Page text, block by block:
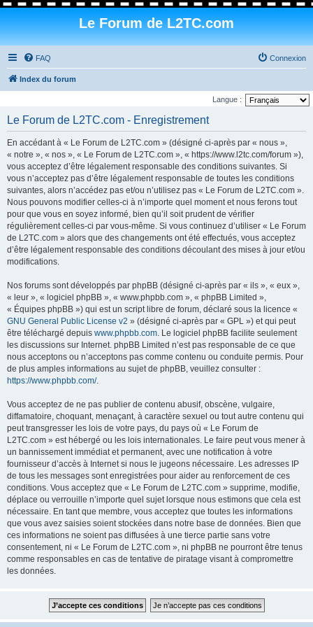
Le Forum de L2TC.com
FAQ Connexion
Index du forum
Langue :
Le Forum de L2TC.com - Enregistrement
En accédant à « Le Forum de L2TC.com » (désigné ci-après par « nous »,
« notre », « nos », « Le Forum de L2TC.com », « https://www.l2tc.com/forum »),
vous acceptez d’être légalement responsable des conditions suivantes. Si
vous n’acceptez pas d’être légalement responsable de toutes les conditions
suivantes, alors n’accédez pas et/ou n’utilisez pas « Le Forum de L2TC.com ».
Nous pouvons modifier celles-ci à n’importe quel moment et nous ferons tout
pour que vous en soyez informé, bien qu’il soit prudent de vérifier
régulièrement celles-ci par vous-même. Si vous continuez d’utiliser « Le Forum
de L2TC.com » alors que des changements ont été effectués, vous acceptez
d’être légalement responsable des conditions découlant des mises à jour et/ou
modifications.
Nos forums sont développés par phpBB (désigné ci-après par « ils », « eux »,
« leur », « logiciel phpBB », « www.phpbb.com », « phpBB Limited »,
« Équipes phpBB ») qui est un script libre de forum, déclaré sous la licence «
GNU General Public License v2 » (désigné ci-après par « GPL ») et qui peut
être téléchargé depuis www.phpbb.com. Le logiciel phpBB facilite seulement
les discussions sur Internet. phpBB Limited n’est pas responsable de ce que
nous acceptons ou n’acceptons pas comme contenu ou conduite permis. Pour
de plus amples informations au sujet de phpBB, veuillez consulter :
https://www.phpbb.com/.
Vous acceptez de ne pas publier de contenu abusif, obscène, vulgaire,
diffamatoire, choquant, menaçant, à caractère sexuel ou tout autre contenu qui
peut transgresser les lois de votre pays, du pays où « Le Forum de
L2TC.com » est hébergé ou les lois internationales. Le faire peut vous mener à
un bannissement immédiat et permanent, avec une notification à votre
fournisseur d’accès à Internet si nous le jugeons nécessaire. Les adresses IP
de tous les messages sont enregistrées pour aider au renforcement de ces
conditions. Vous acceptez que « Le Forum de L2TC.com » supprime, modifie,
déplace ou verrouille n’importe quel sujet lorsque nous estimons que cela est
nécessaire. En tant que membre, vous acceptez que toutes les informations
que vous avez saisies soient stockées dans notre base de données. Bien que
ces informations ne soient pas diffusées à une tierce partie sans votre
consentement, ni « Le Forum de L2TC.com », ni phpBB ne pourront être tenus
comme responsables en cas de tentative de piratage visant à compromettre
les données.